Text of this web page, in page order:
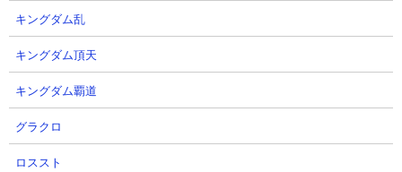
↑海中で発見した荒廃したポータル
キングダム乱
キングダム頂天
キングダム覇道
グラクロ
ロススト